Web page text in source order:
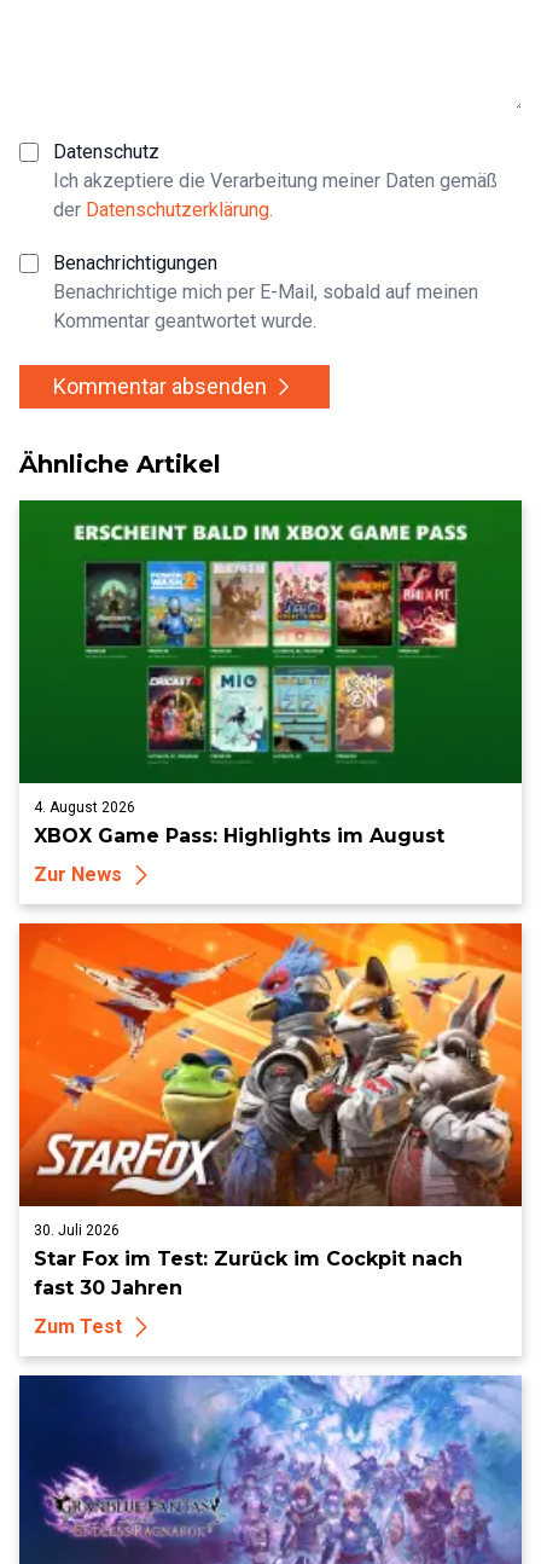
Datenschutz
Ich akzeptiere die Verarbeitung meiner Daten gemäß
der Datenschutzerklärung.
Benachrichtigungen
Benachrichtige mich per E-Mail, sobald auf meinen
Kommentar geantwortet wurde.
Kommentar absenden
Ähnliche Artikel
4. August 2026
XBOX Game Pass: Highlights im August
Zur News
30. Juli 2026
Star Fox im Test: Zurück im Cockpit nach
fast 30 Jahren
Zum Test